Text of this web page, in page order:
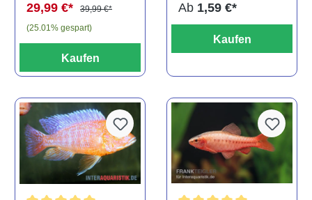
29,99 €*
39,99 €*
(25.01% gespart)
Kaufen
Ab 1,59 €*
Kaufen